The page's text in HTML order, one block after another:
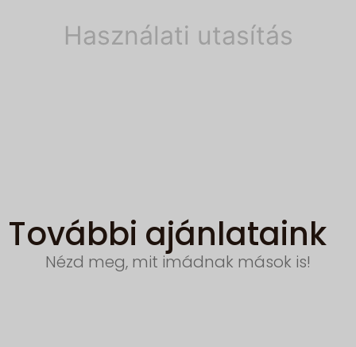
Használati utasítás
További ajánlataink
Nézd meg, mit imádnak mások is!